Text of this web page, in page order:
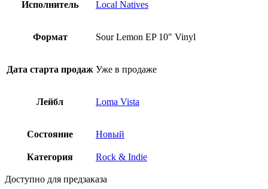
Исполнитель Local Natives
Формат Sour Lemon EP 10" Vinyl
Дата старта продаж Уже в продаже
Лейбл Loma Vista
Состояние Новый
Категория Rock & Indie
Доступно для предзаказа